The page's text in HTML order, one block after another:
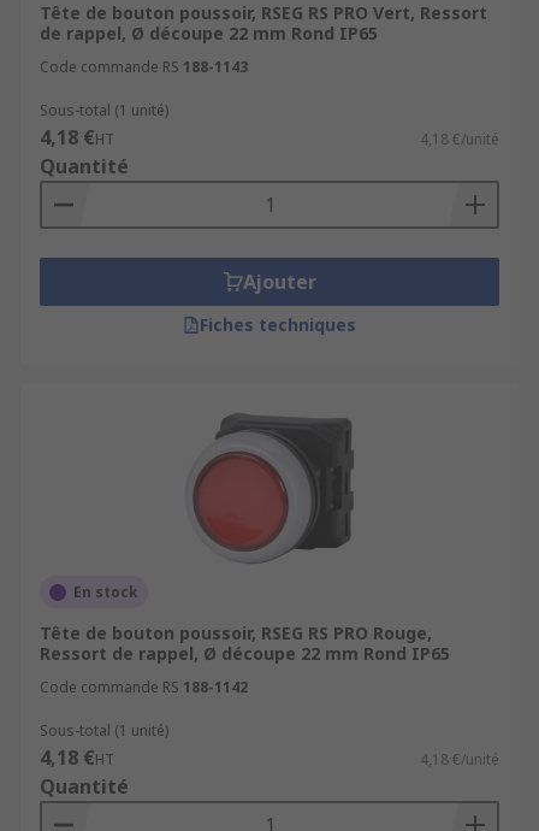
Tête de bouton poussoir, RSEG RS PRO Vert, Ressort
de rappel, Ø découpe 22 mm Rond IP65
Code commande RS 188-1143
Sous-total (1 unité)
4,18 €HT 4,18 €/unité
Quantité
Ajouter
Fiches techniques
En stock
Tête de bouton poussoir, RSEG RS PRO Rouge,
Ressort de rappel, Ø découpe 22 mm Rond IP65
Code commande RS 188-1142
Sous-total (1 unité)
4,18 €HT 4,18 €/unité
Quantité